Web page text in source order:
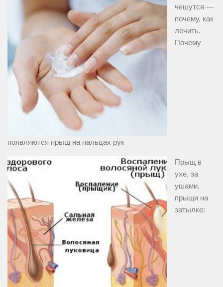
чешутся —
почему, как
лечить.
Почему
появляются прыщ на пальцах рук
Прыщ в
ухе, за
ушами,
прыщи на
затылке: